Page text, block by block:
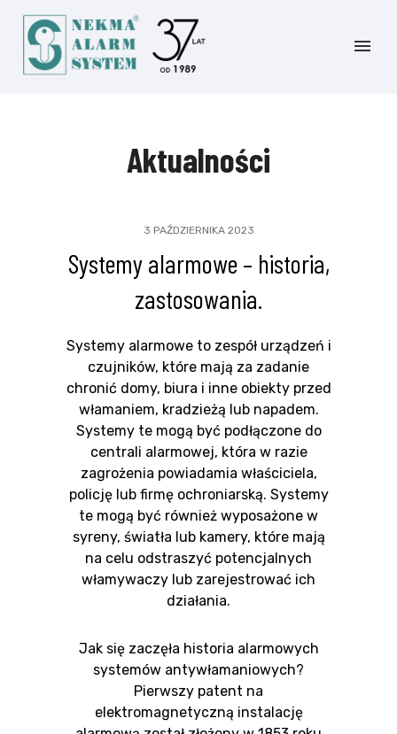
Aktualności
3 PAŹDZIERNIKA 2023
Systemy alarmowe – historia,
zastosowania.
Systemy alarmowe to zespół urządzeń i
czujników, które mają za zadanie
chronić domy, biura i inne obiekty przed
włamaniem, kradzieżą lub napadem.
Systemy te mogą być podłączone do
centrali alarmowej, która w razie
zagrożenia powiadamia właściciela,
policję lub firmę ochroniarską. Systemy
te mogą być również wyposażone w
syreny, światła lub kamery, które mają
na celu odstraszyć potencjalnych
włamywaczy lub zarejestrować ich
działania.
Jak się zaczęła historia alarmowych
systemów antywłamaniowych?
Pierwszy patent na
elektromagnetyczną instalację